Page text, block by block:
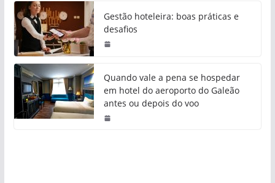
Gestão hoteleira: boas práticas e
desafios
Quando vale a pena se hospedar
em hotel do aeroporto do Galeão
antes ou depois do voo